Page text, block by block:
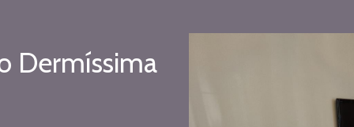
Dermíssima